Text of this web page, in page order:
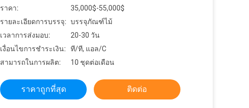
ราคา:
35,000$-55,000$
รายละเอียดการบรรจุ: บรรจุภัณฑ์ไม้
เวลาการส่งมอบ:
20-30 วัน
เงื่อนไขการชำระเงิน:
ที/ที, แอล/C
สามารถในการผลิต:
10 ชุดต่อเดือน
ราคาถูกที่สุด ติดต่อ